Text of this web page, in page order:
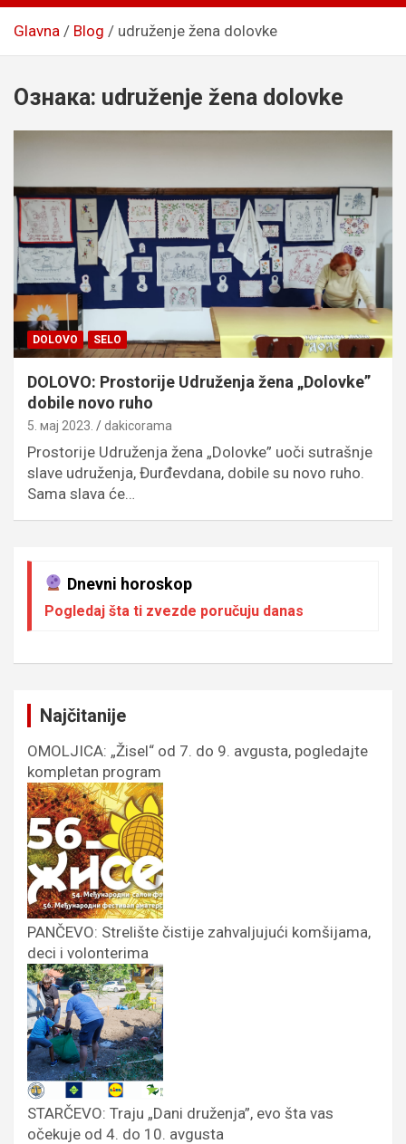
Glavna Blog udruženje žena dolovke
Ознака: udruženje žena dolovke
DOLOVO SELO
DOLOVO: Prostorije Udruženja žena „Dolovke”
dobile novo ruho
5. мај 2023. dakicorama
Prostorije Udruženja žena „Dolovke” uoči sutrašnje
slave udruženja, Đurđevdana, dobile su novo ruho.
Sama slava će…
Dnevni horoskop
Pogledaj šta ti zvezde poručuju danas
Najčitanije
OMOLJICA: „Žisel“ od 7. do 9. avgusta, pogledajte
kompletan program
PANČEVO: Strelište čistije zahvaljujući komšijama,
deci i volonterima
STARČEVO: Traju „Dani druženja”, evo šta vas
očekuje od 4. do 10. avgusta